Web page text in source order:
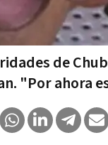
de
"Por ahora